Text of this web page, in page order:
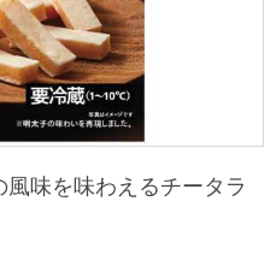
プ
の重点課題
味を味わえるチータラ